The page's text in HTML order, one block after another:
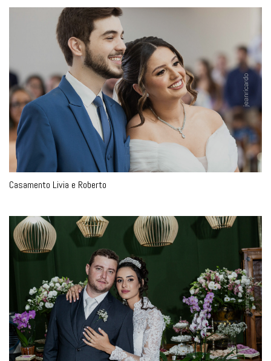
Casamento Livia e Roberto